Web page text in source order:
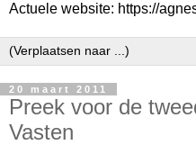
Actuele website: https://
20 maart 2011
Preek voor de
Vasten